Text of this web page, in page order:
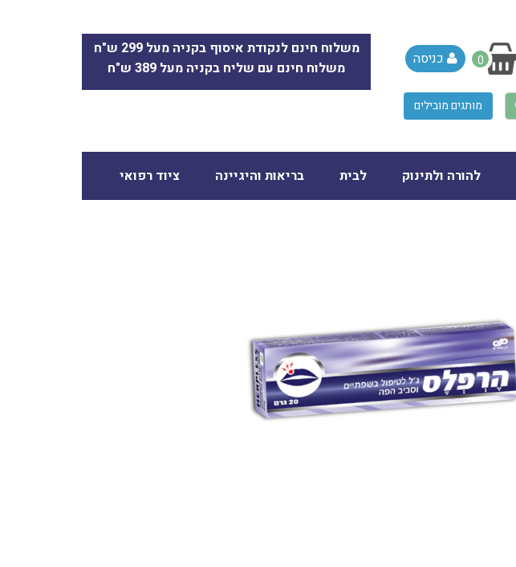
משלוח חינם לנקודת איסוף בקניה מעל 299 ש"ח
משלוח חינם עם שליח בקניה מעל 389 ש"ח
0 כניסה
מותגים מובילים
להורה ולתינוק לבית בריאות והיגיינה ציוד רפואי